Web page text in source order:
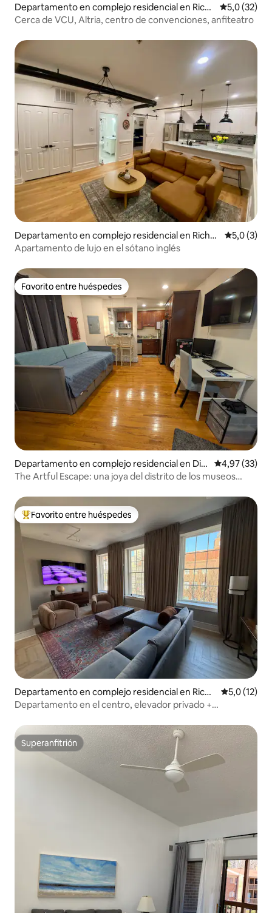
Departamento en complejo residencial en Rich
mond
Calificación
5,0 (32)
Cerca de VCU, Altria, centro de convenciones, anfiteatro
Departamento en complejo residencial en Richm
ond
5,0 (3)
Apartamento de lujo en el sótano inglés
Favorito entre huéspedes
Favorito entre huéspedes
Departamento en complejo residencial en Dist
rito de los Museos
Calificación
4,97 (33)
The Artful Escape: una joya del distrito de los museos
Favorito entre los huéspedes más destacados
Favorito entre huéspedes
Departamento en complejo residencial en Rich
mond
Calificación
5,0 (12)
Departamento en el centro, elevador privado +
Superanfitrión
Superanfitrión